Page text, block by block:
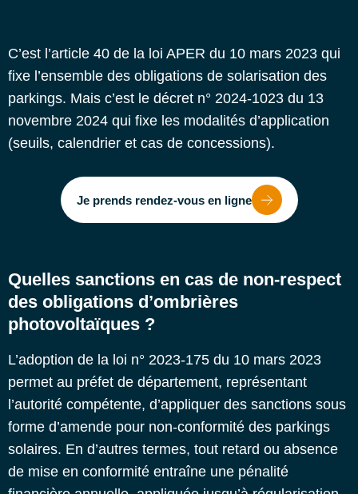
C’est l’article 40 de la loi APER du 10 mars 2023 qui
fixe l’ensemble des obligations de solarisation des
parkings. Mais c’est le décret n° 2024-1023 du 13
novembre 2024 qui fixe les modalités d’application
(seuils, calendrier et cas de concessions).
Je prends rendez-vous en ligne
Quelles sanctions en cas de non-respect
des obligations d’ombrières
photovoltaïques ?
L’adoption de la loi n° 2023-175 du 10 mars 2023
permet au préfet de département, représentant
l’autorité compétente, d’appliquer des sanctions sous
forme d’amende pour non-conformité des parkings
solaires. En d’autres termes, tout retard ou absence
de mise en conformité entraîne une pénalité